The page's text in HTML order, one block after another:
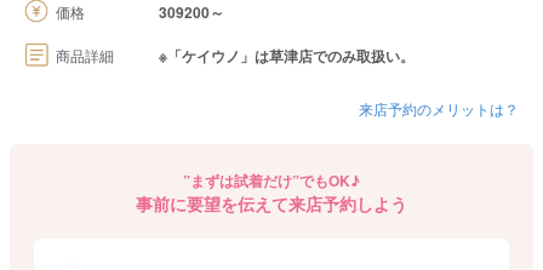
価格
309200～
商品詳細 ※「ケイウノ」は草津店でのみ取扱い。
来店予約のメリットは？
”まずは試着だけ”でもOK♪
事前に要望を伝えて来店予約しよう